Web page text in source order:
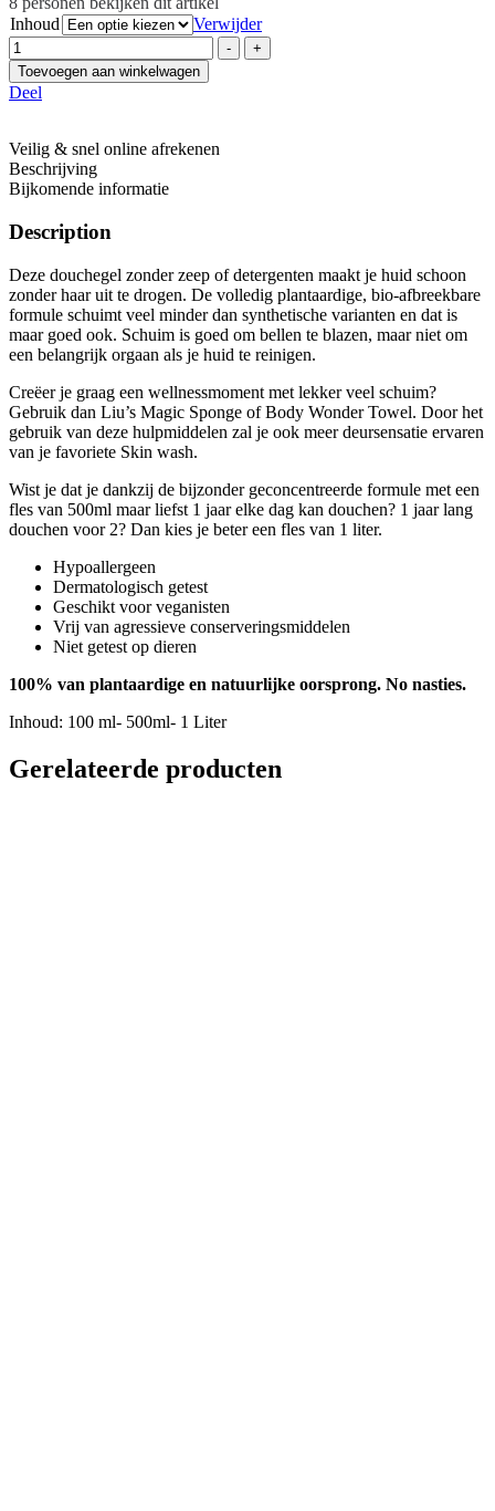
Inhoud
Verwijder
Hoeveelheid
-
+
Toevoegen aan winkelwagen
Deel
Veilig & snel online afrekenen
Beschrijving
Bijkomende informatie
Description
Deze douchegel zonder zeep of detergenten maakt je huid schoon
zonder haar uit te drogen. De volledig plantaardige, bio-afbreekbare
formule schuimt veel minder dan synthetische varianten en dat is
maar goed ook. Schuim is goed om bellen te blazen, maar niet om
een belangrijk orgaan als je huid te reinigen.
Creëer je graag een wellnessmoment met lekker veel schuim?
Gebruik dan Liu’s Magic Sponge of Body Wonder Towel. Door het
gebruik van deze hulpmiddelen zal je ook meer deursensatie ervaren
van je favoriete Skin wash.
Wist je dat je dankzij de bijzonder geconcentreerde formule met een
fles van 500ml maar liefst 1 jaar elke dag kan douchen? 1 jaar lang
douchen voor 2? Dan kies je beter een fles van 1 liter.
Hypoallergeen
Dermatologisch getest
Geschikt voor veganisten
Vrij van agressieve conserveringsmiddelen
Niet getest op dieren
100% van plantaardige en natuurlijke oorsprong. No nasties.
Inhoud: 100 ml- 500ml- 1 Liter
Gerelateerde producten